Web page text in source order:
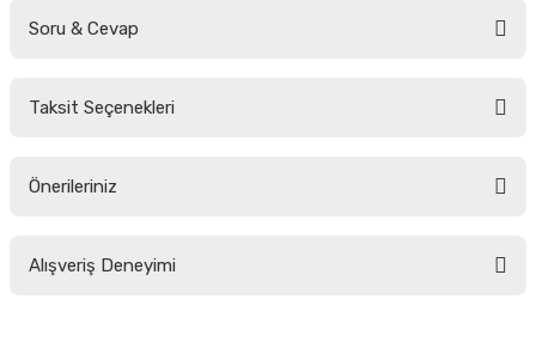
Soru & Cevap
Taksit Seçenekleri
Önerileriniz
yetersiz gördüğünüz noktaları öneri formunu kullanarak tarafımıza
Alışveriş Deneyimi